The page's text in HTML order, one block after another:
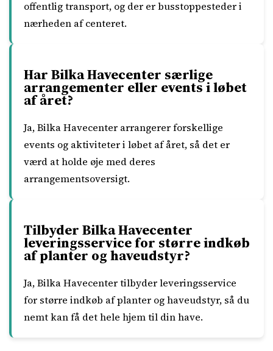
offentlig transport, og der er busstoppesteder i
nærheden af centeret.
Har Bilka Havecenter særlige
arrangementer eller events i løbet
af året?
Ja, Bilka Havecenter arrangerer forskellige
events og aktiviteter i løbet af året, så det er
værd at holde øje med deres
arrangementsoversigt.
Tilbyder Bilka Havecenter
leveringsservice for større indkøb
af planter og haveudstyr?
Ja, Bilka Havecenter tilbyder leveringsservice
for større indkøb af planter og haveudstyr, så du
nemt kan få det hele hjem til din have.